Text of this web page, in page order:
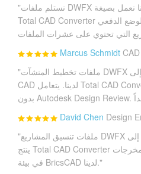
"نستلم ملفات DWFX من العملاء لكننا نعمل بصيغة DXF. يستخرج
Total CAD Converter هندسة الرسم بشكل نظيف. الوضع الدفعي
Marcus Schmidt
"ملفات تخطيط المنشآت DWFX تحتاج التحويل إلى DXF لنظام
CAD لدينا. يتعامل Total CAD Converter مع الصيغة بشكل صحيح
David Chen Design
"ملفات تنسيق المشاريع DWFX محولة إلى DXF للتعليق والتحرير.
ينتج Total CAD Converter مخرجات DXF نظيفة تفتح بدون مشاكل
في بيئة BricsCAD لدينا."